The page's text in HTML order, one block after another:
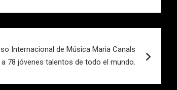
Internacional de Música Maria Canals
a 78 jóvenes talentos de todo el mundo.